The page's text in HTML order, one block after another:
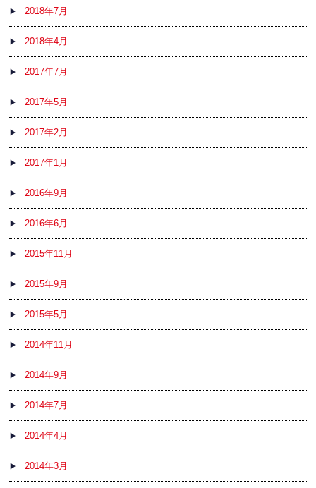
2018年7月
2018年4月
2017年7月
2017年5月
2017年2月
2017年1月
2016年9月
2016年6月
2015年11月
2015年9月
2015年5月
2014年11月
2014年9月
2014年7月
2014年4月
2014年3月